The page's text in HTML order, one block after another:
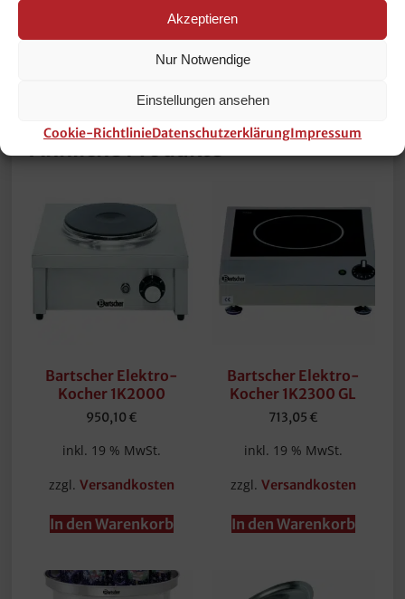
Akzeptieren
Nur Notwendige
Einstellungen ansehen
Cookie-RichtlinieDatenschutzerklärungImpressum
285.0 mm
Länge/Tiefe:250.0 mm
Ähnliche Produkte
Bartscher Elektro-
Kocher 1K2000
950,10 €
inkl. 19 % MwSt.
zzgl.Versandkosten
In den Warenkorb
Bartscher Elektro-
Kocher 1K2300 GL
713,05 €
inkl. 19 % MwSt.
zzgl. Versandkosten
In den Warenkorb